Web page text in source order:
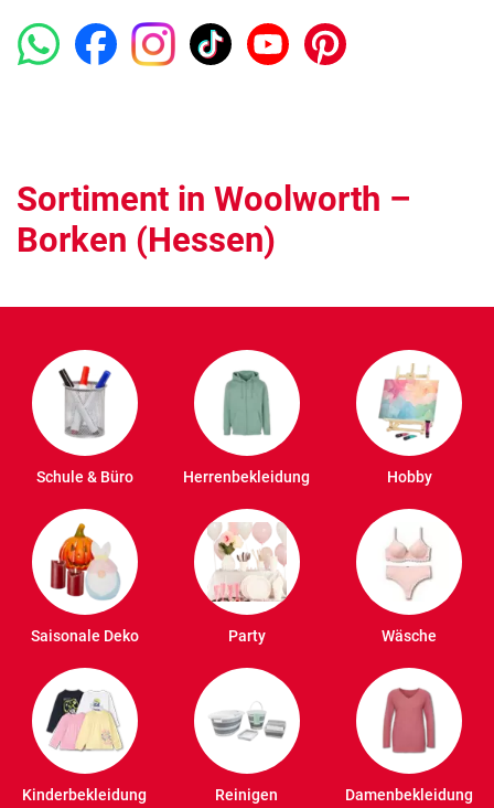
Sortiment in Woolworth –
Borken (Hessen)
Schule & Büro Herrenbekleidung Hobby
Saisonale Deko Party Wäsche
Kinderbekleidung Reinigen Damenbekleidung